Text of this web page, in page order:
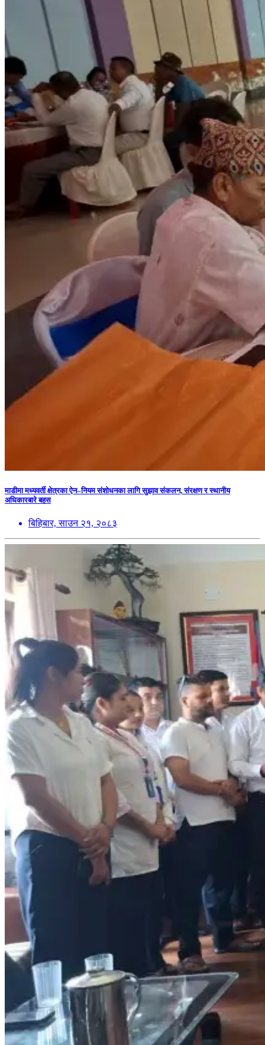
माडीमा मध्यवर्ती क्षेत्रका ऐन–नियम संशोधनका लागि सुझाव संकलन, संरक्षण र स्थानीय
अधिकारबारे बहस
बिहिबार, साउन २१, २०८३